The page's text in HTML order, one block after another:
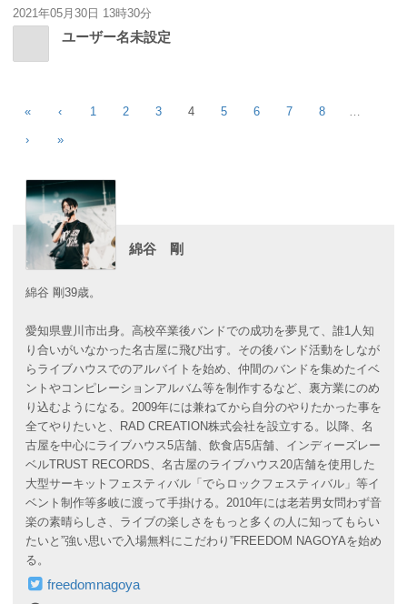
2021年05月30日 13時30分
ユーザー名未設定
« ‹ 1 2 3 4 5 6 7 8 …
› »
綿谷 剛
綿谷 剛39歳。
愛知県豊川市出身。高校卒業後バンドでの成功を夢見て、誰1人知
り合いがいなかった名古屋に飛び出す。その後バンド活動をしなが
らライブハウスでのアルバイトを始め、仲間のバンドを集めたイベ
ントやコンピレーションアルバム等を制作するなど、裏方業にのめ
り込むようになる。2009年には兼ねてから自分のやりたかった事を
全てやりたいと、RAD CREATION株式会社を設立する。以降、名
古屋を中心にライブハウス5店舗、飲食店5店舗、インディーズレー
ベルTRUST RECORDS、名古屋のライブハウス20店舗を使用した
大型サーキットフェスティバル「でらロックフェスティバル」等イ
ベント制作等多岐に渡って手掛ける。2010年には老若男女問わず音
楽の素晴らしさ、ライブの楽しさをもっと多くの人に知ってもらい
たいと”強い思いで入場無料にこだわり”FREEDOM NAGOYAを始め
る。
freedomnagoya